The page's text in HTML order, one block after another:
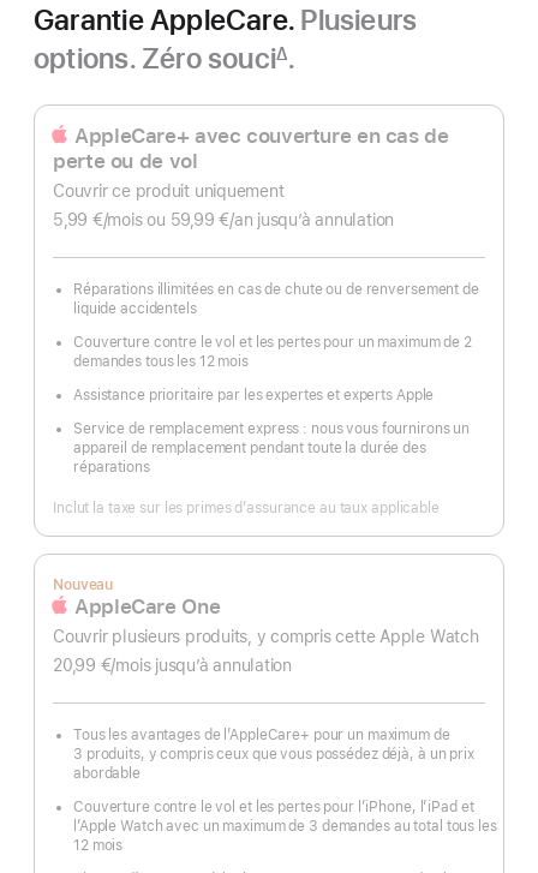
Garantie AppleCare. Plusieurs
options. Zéro souci
de
bas
page
∆.
AppleCare+ avec couverture en cas de
perte ou de vol
Couvrir ce produit uniquement
5,99 €/moispar
ou 59,99 €/an par
jusqu’à annulation
Réparations illimitées en cas de chute ou de renversement de
liquide accidentels
Couverture contre le vol et les pertes pour un maximum de 2
demandes tous les 12 mois
Assistance prioritaire par les expertes et experts Apple
Service de remplacement express : nous vous fournirons un
appareil de remplacement pendant toute la durée des
réparations
Inclut la taxe sur les primes d’assurance au taux applicable
Nouveau
AppleCare One
Couvrir plusieurs produits, y compris cette Apple Watch
20,99 €/moispar
jusqu’à annulation
Tous les avantages de l’AppleCare+ pour un maximum de
3 produits, y compris ceux que vous possédez déjà, à un prix
abordable
Couverture contre le vol et les pertes pour l’iPhone, l’iPad et
l’Apple Watch avec un maximum de 3 demandes au total tous les
12 mois